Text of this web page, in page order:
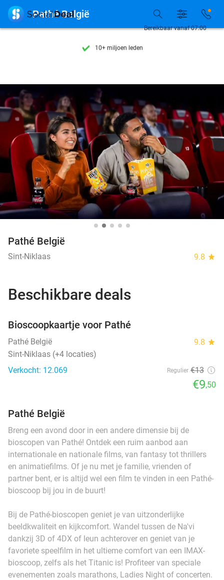
7 dagen per week beschikbaar
10+ miljoen leden
7 dagen per week beschikbaar
10+ miljoen leden
Bereikbaar vanaf 07:00
 Pathé België
Pathé België
Sint-Niklaas 9.8 star
Beschikbare deals
Bioscoopkaartje voor Pathé
Pathé België 9.8 star
Sint-Niklaas (+4 locaties)
Verkocht: 12.069
Regulier €13
€9,50
Pathé België
Breng een avond door in een andere dimensie bij de
bioscopen van Pathé! Ontdek een ruim aanbod aan
internationale en nationale films, van fantasy tot thrillers
en animatiefilms. Of je nu met je familie, vrienden of
partner bent, er is altijd wel een film te vinden in een Pathé-
bioscoop bij jou in de buurt!
Bij de Pathé-bioscopen geniet je van uitzonderlijke
beeldkwaliteit en kijkcomfort. Wandel tussen de Na'vi
dankzij 3D of 4DX of leun achterover en geniet van je
favoriete speelfilm in het ultieme comfort van een IMAX-
bioscoop, zelfs als het Titanic is! Profiteer van speciale
evenementen zoals marathons, Ladies Night of concerten.